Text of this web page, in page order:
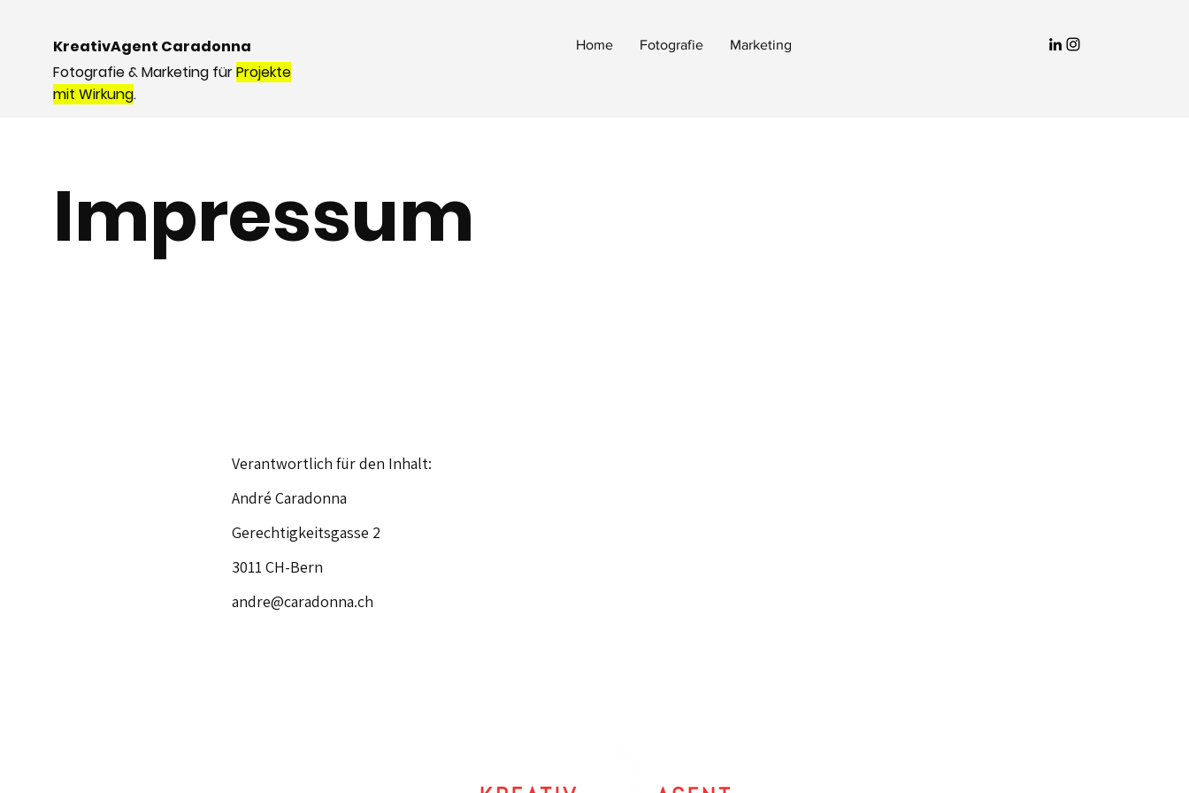
KreativAgent Caradonna
Fotografie & Marketing fürProjekte
mit Wirkung.
Home Fotografie Marketing
Impressum
Verantwortlich für den Inhalt:
André Caradonna
Gerechtigkeitsgasse 2
3011 CH-Bern
andre@caradonna.ch